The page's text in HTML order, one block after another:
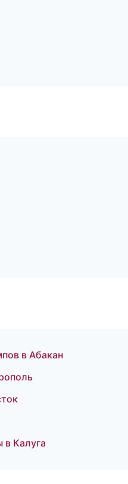
в Абакан
Калуга